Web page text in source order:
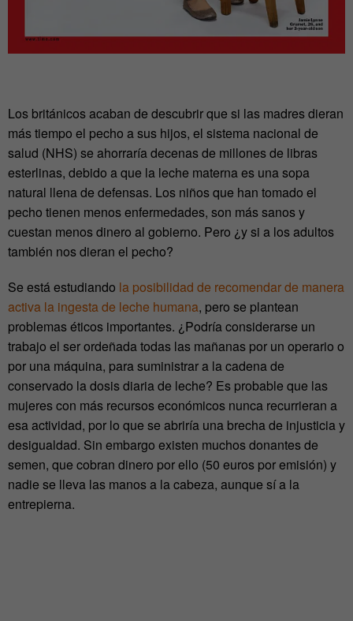
Los británicos acaban de descubrir que si las madres dieran
más tiempo el pecho a sus hijos, el sistema nacional de
salud (NHS) se ahorraría decenas de millones de libras
esterlinas, debido a que la leche materna es una sopa
natural llena de defensas. Los niños que han tomado el
pecho tienen menos enfermedades, son más sanos y
cuestan menos dinero al gobierno. Pero ¿y si a los adultos
también nos dieran el pecho?
Se está estudiando la posibilidad de recomendar de manera
activa la ingesta de leche humana, pero se plantean
problemas éticos importantes. ¿Podría considerarse un
trabajo el ser ordeñada todas las mañanas por un operario o
por una máquina, para suministrar a la cadena de
conservado la dosis diaria de leche? Es probable que las
mujeres con más recursos económicos nunca recurrieran a
esa actividad, por lo que se abriría una brecha de injusticia y
desigualdad. Sin embargo existen muchos donantes de
semen, que cobran dinero por ello (50 euros por emisión) y
nadie se lleva las manos a la cabeza, aunque sí a la
entrepierna.